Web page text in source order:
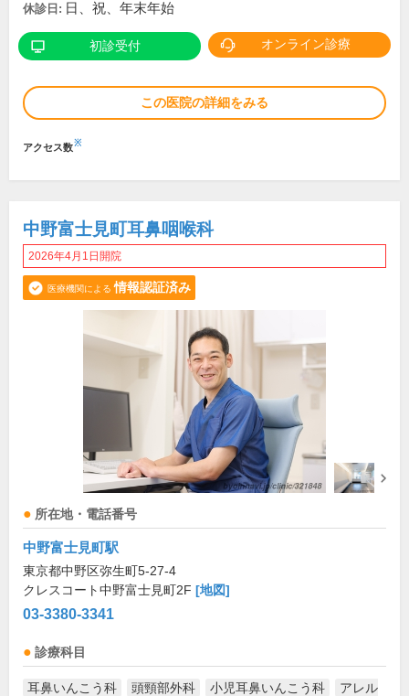
休診日: 日、祝、年末年始
初診受付 オンライン診療
この医院の詳細をみる
アクセス数※
中野富士見町耳鼻咽喉科
2026年4月1日開院
医療機関による 情報認証済み
所在地・電話番号
中野富士見町駅
東京都中野区弥生町5-27-4
クレスコート中野富士見町2F [地図]
03-3380-3341
診療科目
耳鼻いんこう科 頭頸部外科 小児耳鼻いんこう科
アレル